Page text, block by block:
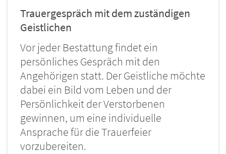
Trauergespräch mit dem zuständigen
Geistlichen
Vor jeder Bestattung findet ein
persönliches Gespräch mit den
Angehörigen statt. Der Geistliche möchte
dabei ein Bild vom Leben und der
Persönlichkeit der Verstorbenen
gewinnen, um eine individuelle
Ansprache für die Trauerfeier
vorzubereiten.